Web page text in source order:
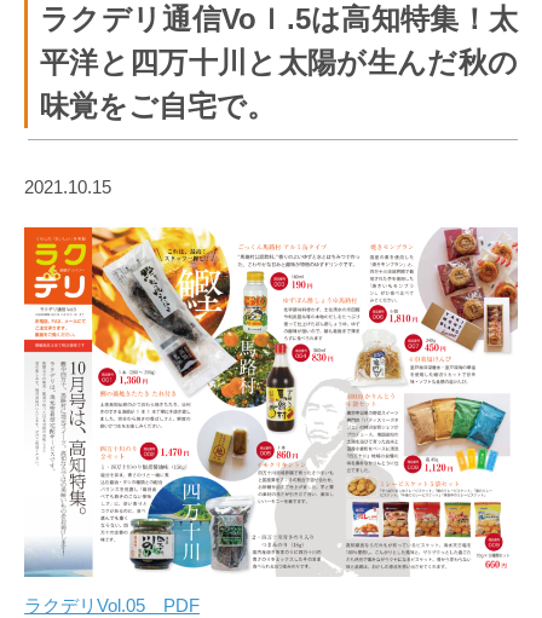
ラクデリ通信Voｌ.5は高知特集！太
平洋と四万十川と太陽が生んだ秋の
味覚をご自宅で。
2021.10.15
ラクデリVol.05 PDF